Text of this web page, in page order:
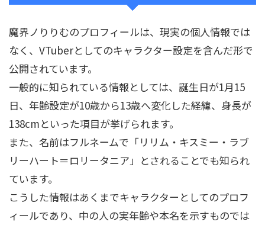
魔界ノりりむのプロフィールは、現実の個人情報では
なく、VTuberとしてのキャラクター設定を含んだ形で
公開されています。
一般的に知られている情報としては、誕生日が1月15
日、年齢設定が10歳から13歳へ変化した経緯、身長が
138cmといった項目が挙げられます。
また、名前はフルネームで「リリム・キスミー・ラブ
リーハート＝ロリータニア」とされることでも知られ
ています。
こうした情報はあくまでキャラクターとしてのプロフ
ィールであり、中の人の実年齢や本名を示すものでは